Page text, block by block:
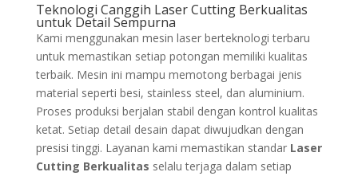
Teknologi Canggih Laser Cutting Berkualitas
untuk Detail Sempurna
Kami menggunakan mesin laser berteknologi terbaru
untuk memastikan setiap potongan memiliki kualitas
terbaik. Mesin ini mampu memotong berbagai jenis
material seperti besi, stainless steel, dan aluminium.
Proses produksi berjalan stabil dengan kontrol kualitas
ketat. Setiap detail desain dapat diwujudkan dengan
presisi tinggi. Layanan kami memastikan standar Laser
Cutting Berkualitas selalu terjaga dalam setiap